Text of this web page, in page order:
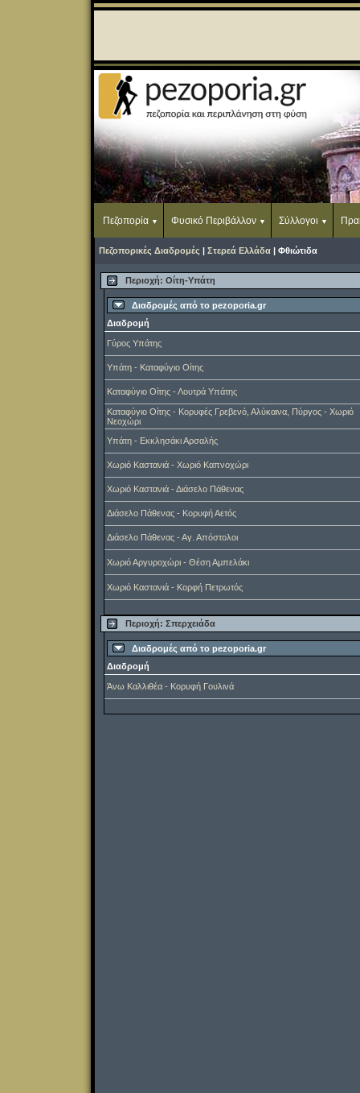
Πεζοπορία Φυσικό Περιβάλλον Σύλλογοι
Πεζοπορικές Διαδρομές | Στερεά Ελλάδα | Φθιώτιδα
Περιοχή: Οίτη-Υπάτη
Διαδρομές από το pezoporia.gr
Διαδρομή
Γύρος Υπάτης
Υπάτη - Καταφύγιο Οίτης
Καταφύγιο Οίτης - Λουτρά Υπάτης
Καταφύγιο Οίτης - Κορυφές Γρεβενό, Αλύκαινα, Πύργος - Χωριό
Νεοχώρι
Υπάτη - Εκκλησάκι Αρσαλής
Χωριό Καστανιά - Χωριό Καπνοχώρι
Χωριό Καστανιά - Διάσελο Πάθενας
Διάσελο Πάθενας - Κορυφή Αετός
Διάσελο Πάθενας - Αγ. Απόστολοι
Χωριό Αργυροχώρι - Θέση Αμπελάκι
Χωριό Καστανιά - Κορφή Πετρωτός
Περιοχή: Σπερχειάδα
Διαδρομές από το pezoporia.gr
Διαδρομή
Άνω Καλλιθέα - Κορυφή Γουλινά